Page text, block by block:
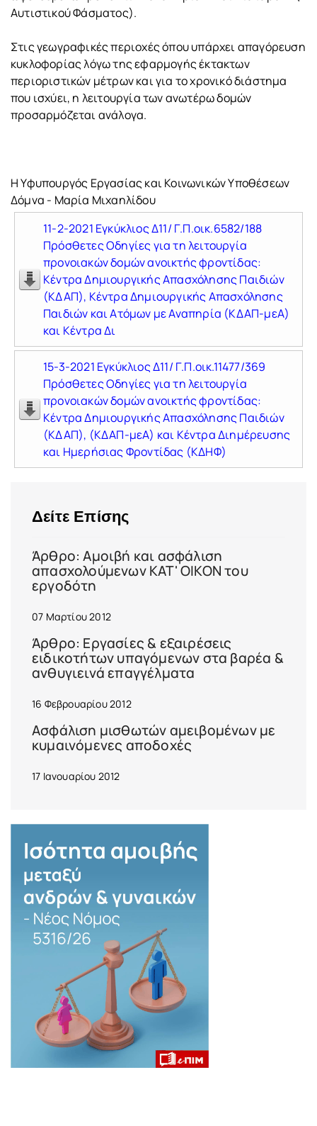
Αυτιστικού Φάσματος).
Στις γεωγραφικές περιοχές όπου υπάρχει απαγόρευση
κυκλοφορίας λόγω της εφαρμογής έκτακτων
περιοριστικών μέτρων και για το χρονικό διάστημα
που ισχύει, η λειτουργία των ανωτέρω δομών
προσαρμόζεται ανάλογα.
Η Υφυπουργός Εργασίας και Κοινωνικών Υποθέσεων
Δόμνα - Μαρία Μιχαηλίδου
11-2-2021 Εγκύκλιος Δ11/ Γ.Π.οικ.6582/188
Πρόσθετες Οδηγίες για τη λειτουργία
προνοιακών δομών ανοικτής φροντίδας:
Κέντρα Δημιουργικής Απασχόλησης Παιδιών
(ΚΔΑΠ), Κέντρα Δημιουργικής Απασχόλησης
Παιδιών και Ατόμων με Αναπηρία (ΚΔΑΠ-μεΑ)
και Κέντρα Δι
15-3-2021 Εγκύκλιος Δ11/ Γ.Π.οικ.11477/369
Πρόσθετες Οδηγίες για τη λειτουργία
προνοιακών δομών ανοικτής φροντίδας:
Κέντρα Δημιουργικής Απασχόλησης Παιδιών
(ΚΔΑΠ), (ΚΔΑΠ-μεΑ) και Κέντρα Διημέρευσης
και Ημερήσιας Φροντίδας (ΚΔΗΦ)
Δείτε Επίσης
Άρθρο: Αμοιβή και ασφάλιση
απασχολούμενων ΚΑΤ' ΟΙΚΟΝ του
εργοδότη
07 Μαρτίου 2012
Άρθρο: Εργασίες & εξαιρέσεις
ειδικοτήτων υπαγόμενων στα βαρέα &
ανθυγιεινά επαγγέλματα
16 Φεβρουαρίου 2012
Ασφάλιση μισθωτών αμειβομένων με
κυμαινόμενες αποδοχές
17 Ιανουαρίου 2012